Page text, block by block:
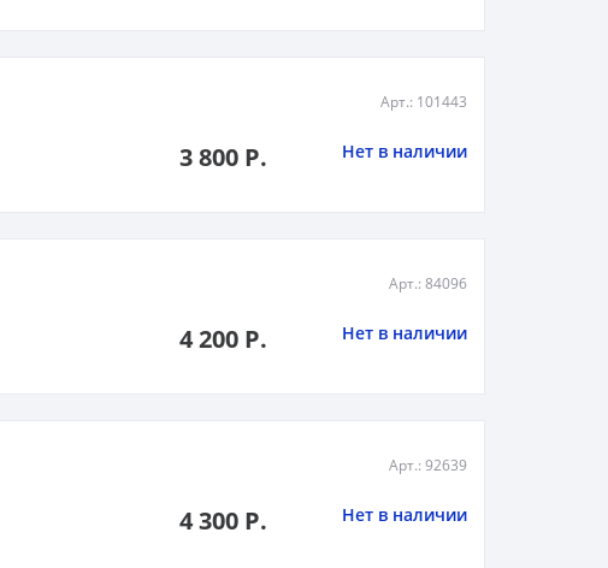
Арт.: 101443
3 800 Р. Нет в наличии
Арт.: 84096
4 200 Р. Нет в наличии
Арт.: 92639
4 300 Р. Нет в наличии